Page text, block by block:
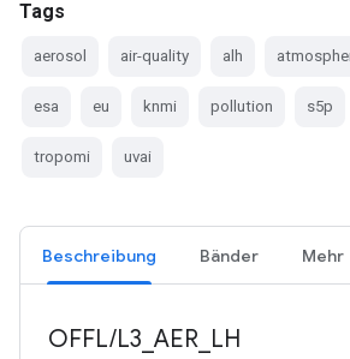
Tags
aerosol air-quality alh
esa eu knmi pollution s5p
tropomi uvai
Beschreibung Bänder Mehr
OFFL/L3_AER_LH